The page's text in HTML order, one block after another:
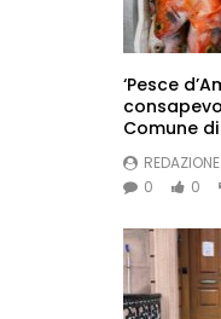
‘Pesce
Comune
REDAZIONE
0
0